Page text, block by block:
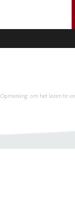
Opmerking: om het lezen te